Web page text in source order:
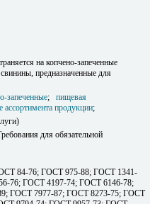
на копчено-запеченные
предназначенные для
запеченные; пищевая
ассортимента продукции;
для обязательной
84-76; ГОСТ 975-88; ГОСТ 1341-
76; ГОСТ 4197-74; ГОСТ 6146-78;
ГОСТ 7977-87; ГОСТ 8273-75; ГОСТ